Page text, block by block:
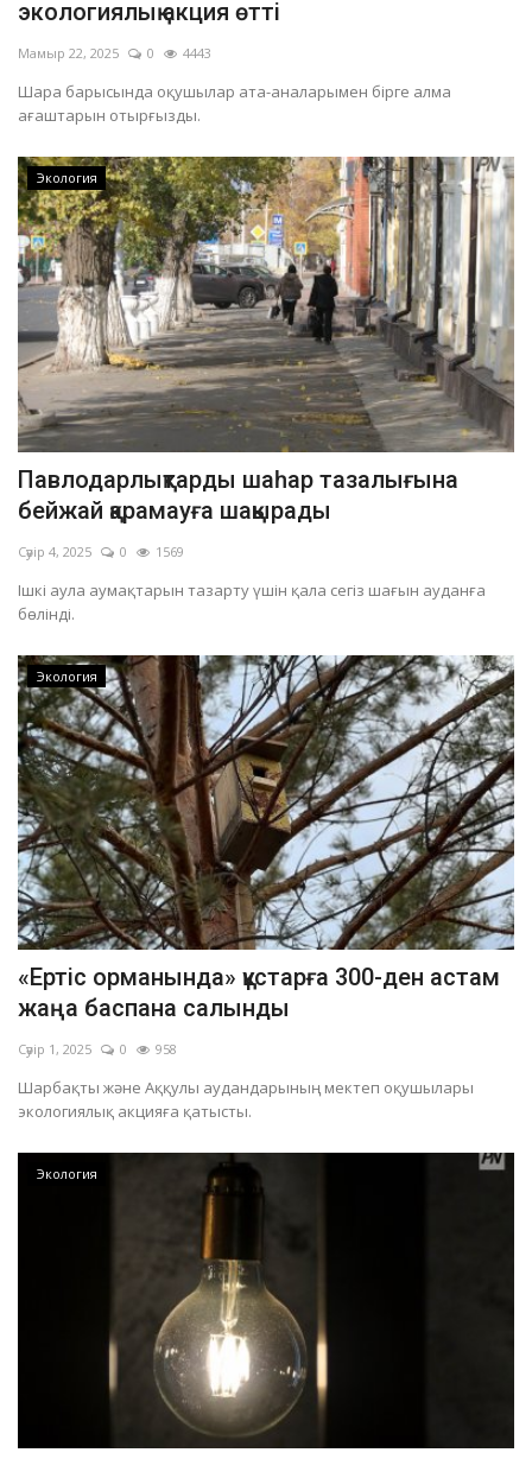
экологиялық акция өтті
Мамыр 22, 2025 0 4443
Шара барысында оқушылар ата-аналарымен бірге алма
ағаштарын отырғызды.
Экология
Павлодарлықтарды шаһар тазалығына
бейжай қарамауға шақырады
Сәуір 4, 2025 0 1569
Ішкі аула аумақтарын тазарту үшін қала сегіз шағын ауданға
бөлінді.
Экология
«Ертіс орманында» құстарға 300-ден астам
жаңа баспана салынды
Сәуір 1, 2025 0 958
Шарбақты және Аққулы аудандарының мектеп оқушылары
экологиялық акцияға қатысты.
Экология